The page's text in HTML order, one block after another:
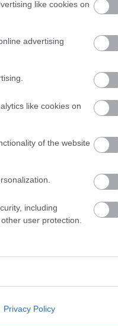
like cookies on
advertising
like cookies on
of the website
including
user protection.
Privacy Policy
afrikai konyha
ázsiai konyha
baszk konyha
belgium
bocusedor
bocuse dor
dél amerika
english
északi konyha
francia
holland